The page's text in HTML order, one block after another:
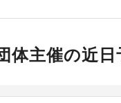
体主催の近